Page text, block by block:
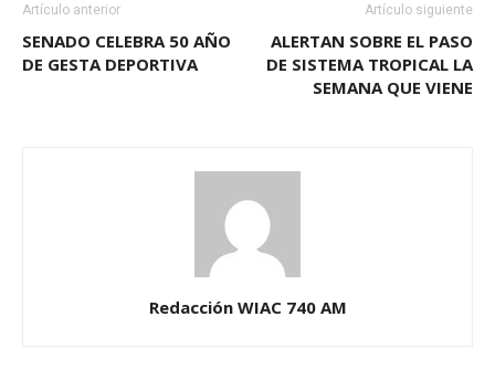
Artículo anterior
SENADO CELEBRA 50 AÑO
DE GESTA DEPORTIVA
Artículo siguiente
ALERTAN SOBRE EL PASO
DE SISTEMA TROPICAL LA
SEMANA QUE VIENE
Redacción WIAC 740 AM